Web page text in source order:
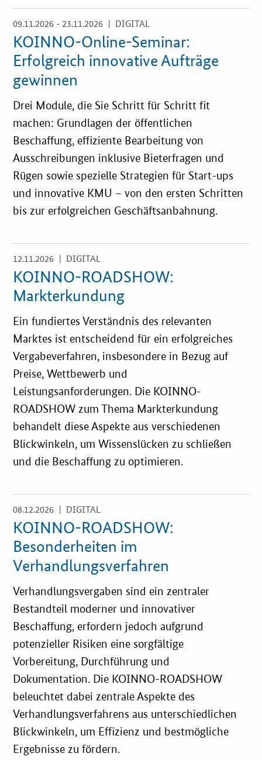
09.11.2026 - 23.11.2026 | DIGITAL
KOINNO-Online-Seminar:
Erfolgreich innovative Aufträge
gewinnen
Drei Module, die Sie Schritt für Schritt fit
machen: Grundlagen der öffentlichen
Beschaffung, effiziente Bearbeitung von
Ausschreibungen inklusive Bieterfragen und
Rügen sowie spezielle Strategien für Start-ups
und innovative KMU – von den ersten Schritten
bis zur erfolgreichen Geschäftsanbahnung.
Öffnet
Einzelsicht
12.11.2026 | DIGITAL
KOINNO-ROADSHOW:
Markterkundung
Ein fundiertes Verständnis des relevanten
Marktes ist entscheidend für ein erfolgreiches
Vergabeverfahren, insbesondere in Bezug auf
Preise, Wettbewerb und
Leistungsanforderungen. Die KOINNO-
ROADSHOW zum Thema Markterkundung
behandelt diese Aspekte aus verschiedenen
Blickwinkeln, um Wissenslücken zu schließen
und die Beschaffung zu optimieren.
Öffnet
Einzelsicht
08.12.2026 | DIGITAL
KOINNO-ROADSHOW:
Besonderheiten im
Verhandlungsverfahren
Verhandlungsvergaben sind ein zentraler
Bestandteil moderner und innovativer
Beschaffung, erfordern jedoch aufgrund
potenzieller Risiken eine sorgfältige
Vorbereitung, Durchführung und
Dokumentation. Die KOINNO-ROADSHOW
beleuchtet dabei zentrale Aspekte des
Verhandlungsverfahrens aus unterschiedlichen
Blickwinkeln, um Effizienz und bestmögliche
Ergebnisse zu fördern.
Öffnet
Einzelsicht